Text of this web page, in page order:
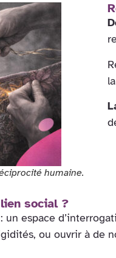
humaine.
social ?
un espace
ou ouvrir à de